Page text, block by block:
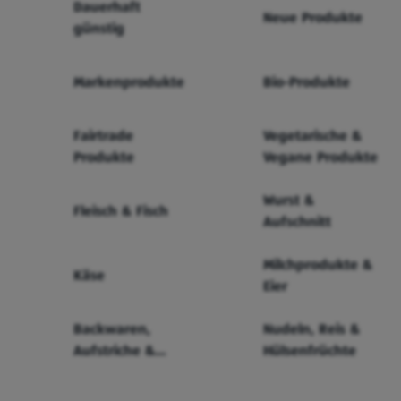
Dauerhaft
günstig
Neue Produkte
Markenprodukte Bio-Produkte
Fairtrade
Produkte
Vegetarische &
Vegane Produkte
Fleisch & Fisch
Wurst &
Aufschnitt
Käse
Milchprodukte &
Eier
Backwaren,
Aufstriche &
Nudeln, Reis &
Hülsenfrüchte